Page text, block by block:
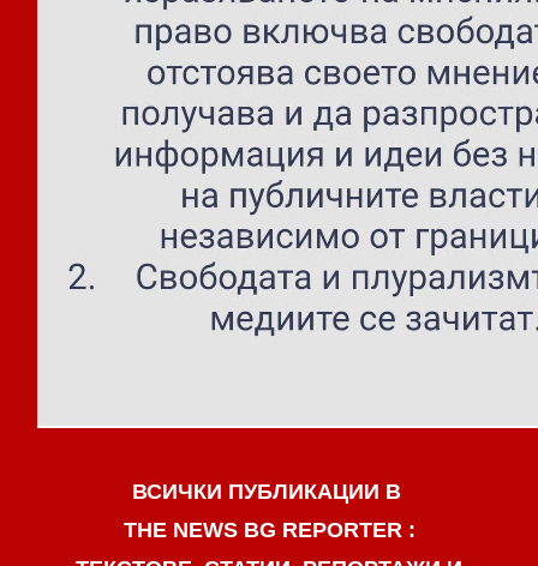
ВСИЧКИ ПУБЛИКАЦИИ В
THE NEWS BG REPORTER :